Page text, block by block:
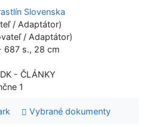
Slovenska
/ Adaptátor)
/ Adaptátor)
687 s., 28 cm
- ČLÁNKY
1
Vybrané dokumenty